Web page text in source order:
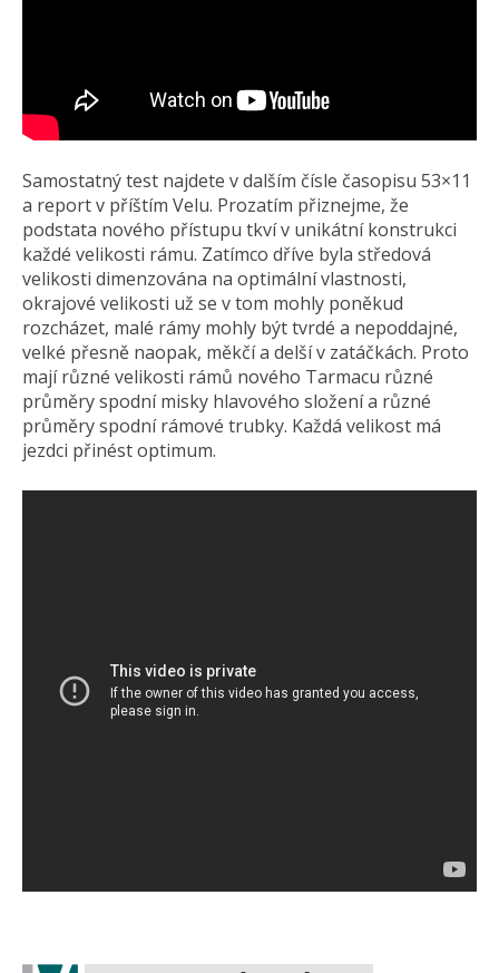
Samostatný test najdete v dalším čísle časopisu 53×11
a report v příštím Velu. Prozatím přiznejme, že
podstata nového přístupu tkví v unikátní konstrukci
každé velikosti rámu. Zatímco dříve byla středová
velikosti dimenzována na optimální vlastnosti,
okrajové velikosti už se v tom mohly poněkud
rozcházet, malé rámy mohly být tvrdé a nepoddajné,
velké přesně naopak, měkčí a delší v zatáčkách. Proto
mají různé velikosti rámů nového Tarmacu různé
průměry spodní misky hlavového složení a různé
průměry spodní rámové trubky. Každá velikost má
jezdci přinést optimum.